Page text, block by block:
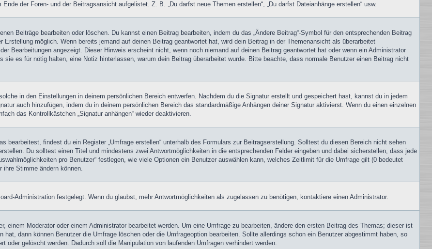
der Foren- und der Beitragsansicht aufgelistet. Z. B. „Du darfst neue Themen erstellen“, „Du darfst Dateianhänge erstellen“ usw.
Beiträge bearbeiten oder löschen. Du kannst einen Beitrag bearbeiten, indem du das „Ändere Beitrag“-Symbol für den entsprechenden Beitrag
möglich. Wenn bereits jemand auf deinen Beitrag geantwortet hat, wird dein Beitrag in der Themenansicht als überarbeitet
Bearbeitungen angezeigt. Dieser Hinweis erscheint nicht, wenn noch niemand auf deinen Beitrag geantwortet hat oder wenn ein Administrator
es für nötig halten, eine Notiz hinterlassen, warum dein Beitrag überarbeitet wurde. Bitte beachte, dass normale Benutzer einen Beitrag nicht
in den Einstellungen in deinem persönlichen Bereich entwerfen. Nachdem du die Signatur erstellt und gespeichert hast, kannst du in jedem
auch hinzufügen, indem du in deinem persönlichen Bereich das standardmäßige Anhängen deiner Signatur aktivierst. Wenn du einen einzelnen
das Kontrollkästchen „Signatur anhängen“ wieder deaktivieren.
bearbeitest, findest du ein Register „Umfrage erstellen“ unterhalb des Formulars zur Beitragserstellung. Solltest du diesen Bereich nicht sehen
Du solltest einen Titel und mindestens zwei Antwortmöglichkeiten in die entsprechenden Felder eingeben und dabei sicherstellen, dass jede
pro Benutzer“ festlegen, wie viele Optionen ein Benutzer auswählen kann, welches Zeitlimit für die Umfrage gilt (0 bedeutet
ihre Stimme ändern können.
Administration festgelegt. Wenn du glaubst, mehr Antwortmöglichkeiten als zugelassen zu benötigen, kontaktiere einen Administrator.
einem Moderator oder einem Administrator bearbeitet werden. Um eine Umfrage zu bearbeiten, ändere den ersten Beitrag des Themas; dieser ist
dann können Benutzer die Umfrage löschen oder die Umfrageoption bearbeiten. Sollte allerdings schon ein Benutzer abgestimmt haben, so
oder gelöscht werden. Dadurch soll die Manipulation von laufenden Umfragen verhindert werden.